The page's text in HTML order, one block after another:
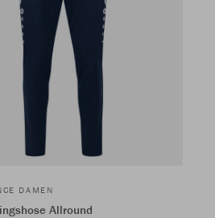
DAMEN
Allround